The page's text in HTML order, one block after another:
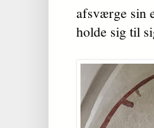
afsværge sin
holde sig til